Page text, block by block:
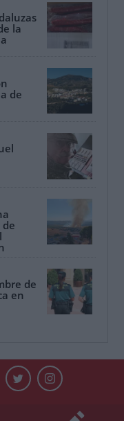
la
de
de
en